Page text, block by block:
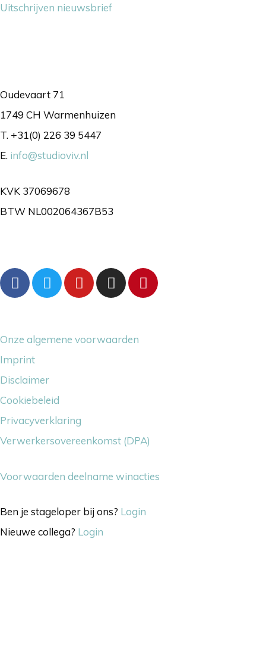
Uitschrijven nieuwsbrief
Oudevaart 71
1749 CH Warmenhuizen
T. +31(0) 226 39 5447
E. info@studioviv.nl
KVK 37069678
BTW NL002064367B53
Onze algemene voorwaarden
Imprint
Disclaimer
Cookiebeleid
Privacyverklaring
Verwerkersovereenkomst (DPA)
Voorwaarden deelname winacties
Ben je stageloper bij ons? Login
Nieuwe collega? Login